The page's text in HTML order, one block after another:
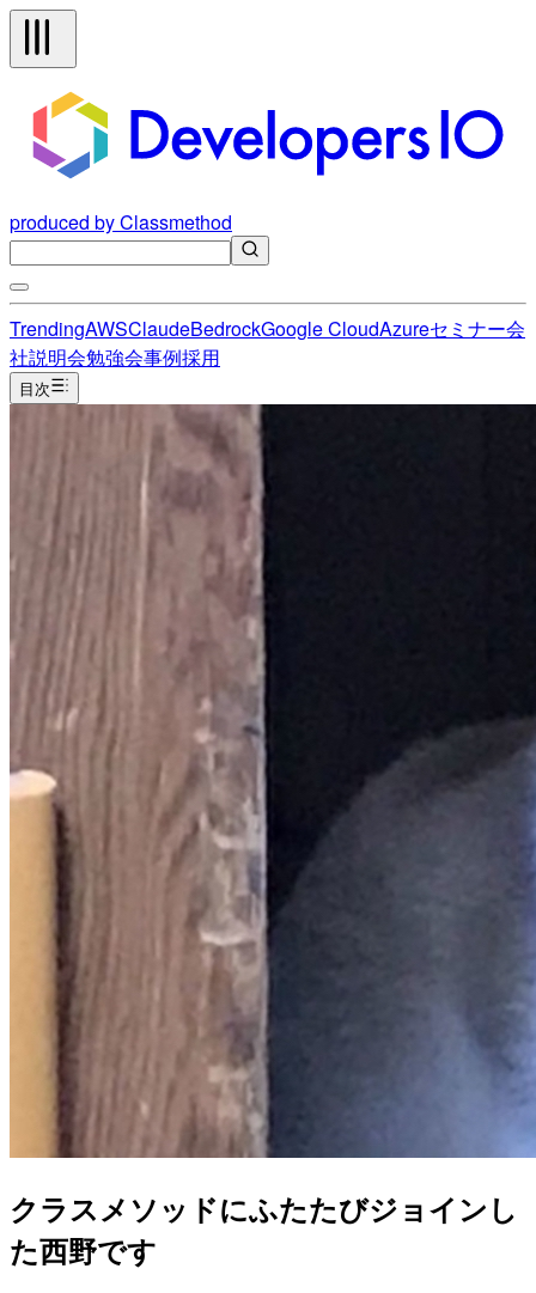
produced by Classmethod
TrendingAWSClaudeBedrockGoogle CloudAzureセミナー会
社説明会勉強会事例採用
目次
クラスメソッドにふたたびジョインし
た西野です